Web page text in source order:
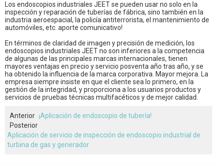
Los endoscopios industriales JEET se pueden usar no solo en la
inspección y reparación de tuberías de fábrica, sino también en la
industria aeroespacial, la policía antiterrorista, el mantenimiento de
automóviles, etc. aporte comunicativo!
En términos de claridad de imagen y precisión de medición, los
endoscopios industriales JEET no son inferiores a la competencia
de algunas de las principales marcas internacionales, tienen
mayores ventajas en precio y servicio posventa año tras año, y se
ha obtenido la influencia de la marca corporativa. Mayor mejora. La
empresa siempre insiste en que el cliente sea lo primero, en la
gestión de la integridad, y proporciona a los usuarios productos y
servicios de pruebas técnicas multifacéticos y de mejor calidad.
Anterior ¡Aplicación de endoscopio de tubería!
Posterior
Aplicación de servicio de inspección de endoscopio industrial de
turbina de gas y generador